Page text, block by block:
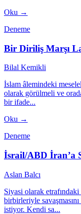
Oku →
Deneme
Bir Diriliş Marşı
Bilal Kemikli
İslam âlemindeki
olarak görülmeli ve
bir ifade...
Oku →
Deneme
İsrail/ABD İran’a
Aslan Balcı
Siyasi olarak
birbirleriyle
istiyor. Kendi sa...